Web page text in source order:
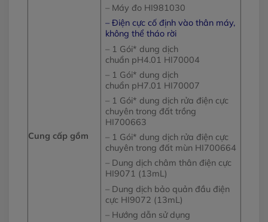
Cung cấp gồm
– Máy đo HI981030
– Điện cực cố định vào thân máy,
không thể tháo rời
– 1 Gói* dung dịch
chuẩn pH4.01 HI70004
– 1 Gói* dung dịch
chuẩn pH7.01 HI70007
– 1 Gói* dung dịch rửa điện cực
chuyên trong đất trồng
HI700663
– 1 Gói* dung dịch rửa điện cực
chuyên trong đất mùn HI700664
– Dung dịch châm thân điện cực
HI9071 (13mL)
– Dung dịch bảo quản đầu điện
cực HI9072 (13mL)
– Hướng dẫn sử dụng